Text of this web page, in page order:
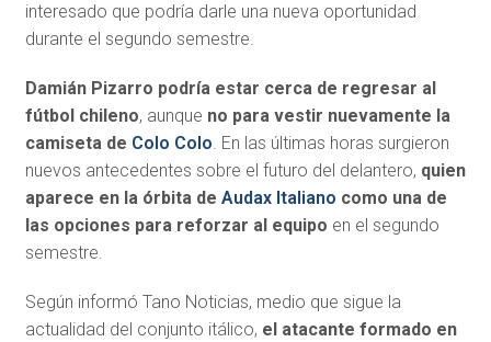
interesado que podría darle una nueva oportunidad
durante el segundo semestre.
Damián Pizarro podría estar cerca de regresar al
fútbol chileno, aunque no para vestir nuevamente la
camiseta de Colo Colo. En las últimas horas surgieron
nuevos antecedentes sobre el futuro del delantero, quien
aparece en la órbita de Audax Italiano como una de
las opciones para reforzar al equipo en el segundo
semestre.
Según informó Tano Noticias, medio que sigue la
actualidad del conjunto itálico, el atacante formado en